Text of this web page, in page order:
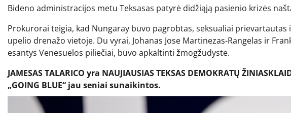
Bideno administracijos metu Teksasas patyrė didžiąją pasienio krizės
Prokurorai teigia, kad Nungaray buvo pagrobtas, seksualiai
upelio drenažo vietoje. Du vyrai, Johanas Jose Martinezas-Rangelas ir
esantys Venesuelos piliečiai, buvo apkaltinti žmogžudyste.
JAMESAS TALARICO yra NAUJIAUSIAS TEKSAS DEMOKRATŲ
„GOING BLUE“ jau seniai sunaikintos.